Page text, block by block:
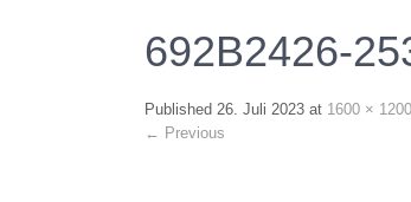
692B2426-
Published 26. Juli 2023 at 1600 × 1200
← Previous